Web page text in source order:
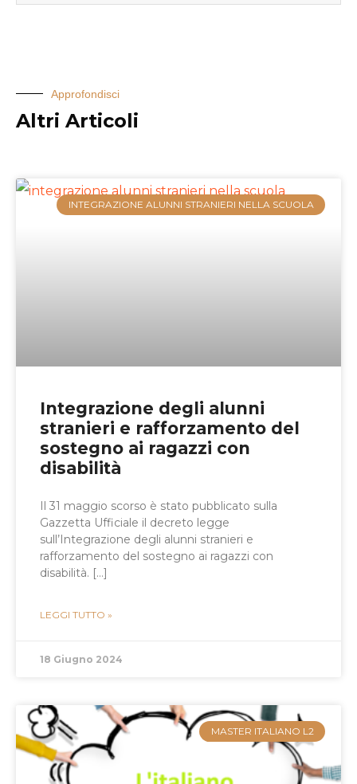
Approfondisci
Altri Articoli
INTEGRAZIONE ALUNNI STRANIERI NELLA SCUOLA
Integrazione degli alunni
stranieri e rafforzamento del
sostegno ai ragazzi con
disabilità
Il 31 maggio scorso è stato pubblicato sulla
Gazzetta Ufficiale il decreto legge
sull’Integrazione degli alunni stranieri e
rafforzamento del sostegno ai ragazzi con
disabilità. […]
LEGGI TUTTO »
18 Giugno 2024
MASTER ITALIANO L2